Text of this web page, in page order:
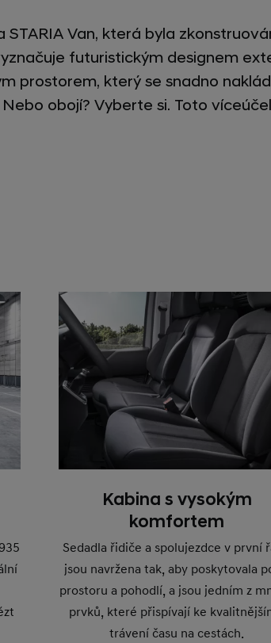
STARIA Van, která byla
futuristickým designem
prostorem, který se snadno
obojí? Vyberte si. Toto
Kabina s vysokým
komfortem
Sedadla řidiče a spolujezdce v první
jsou navržena tak, aby poskytovala
prostoru a pohodlí, a jsou jedním z
prvků, které přispívají ke
trávení času na cestách.